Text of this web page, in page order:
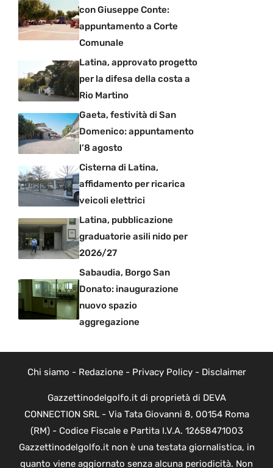
con Giuseppe Conte:
appuntamento a Corte
Comunale
Latina, approvato progetto
per la difesa della costa a
Rio Martino
Gaeta, festività di San
Domenico: appuntamento
l’8 agosto
Cisterna di Latina,
affidamento per ricarica
veicoli elettrici
Latina, pubblicazione
graduatorie asili nido per
2026/27
Sabaudia, Borgo San
Donato: inaugurazione
nuovo spazio
aggregazione
Chi siamo - Redazione- Privacy Policy- Disclaimer
Gazzettinodelgolfo.it di proprietà di DEVA
CONNECTION SRL - Via Tata Giovanni 8, 00154 Roma
(RM) - Codice Fiscale e Partita I.V.A. 12658471003
Gazzettinodelgolfo.it non è una testata giornalistica, in
quanto viene aggiornato senza alcuna periodicità. Non